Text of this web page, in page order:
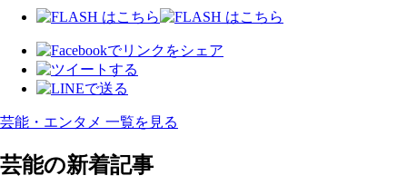
芸能・エンタメ 一覧を見る
芸能の新着記事